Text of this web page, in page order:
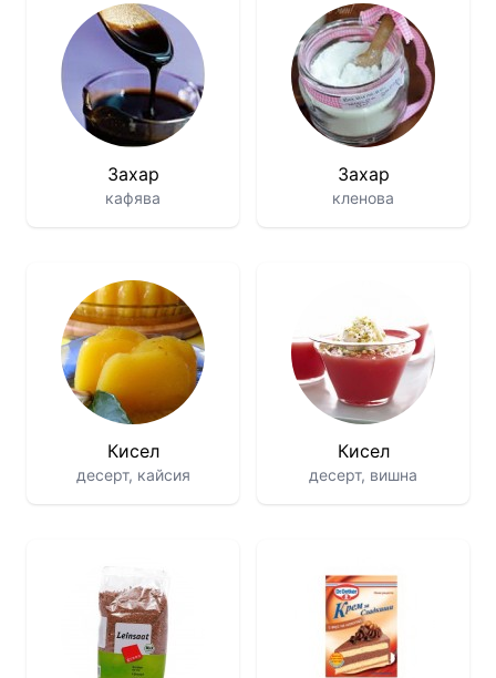
Захар
кафява
Захар
кленова
Кисел
десерт, кайсия
Кисел
десерт, вишна